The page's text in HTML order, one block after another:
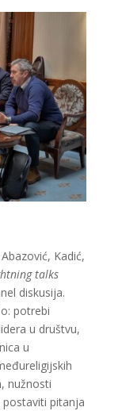
Kadić,
talks
diskusija.
potrebi
u društvu,
u
nužnosti
postaviti pitanja